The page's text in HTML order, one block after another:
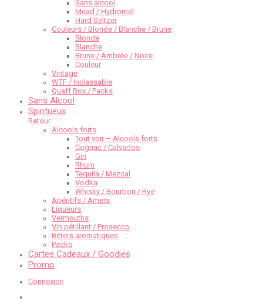
Sans alcool
Mead / Hydromel
Hard Seltzer
Couleurs / Blonde / Blanche / Brune
Blonde
Blanche
Brune / Ambrée / Noire
Couleur
Vintage
WTF / Inclassable
Quaff Box / Packs
Sans Alcool
Spiritueux
Retour
Alcools forts
Tout voir – Alcools forts
Cognac / Calvados
Gin
Rhum
Tequila / Mezcal
Vodka
Whisky / Bourbon / Rye
Apéritifs / Amers
Liqueurs
Vermouths
Vin pétillant / Prosecco
Bitters aromatiques
Packs
Cartes Cadeaux / Goodies
Promo
Connexion